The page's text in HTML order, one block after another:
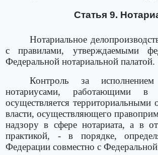
Статья 9.
Нотариальное
с правилами, утверждаемыми
Федеральной нотариальной палатой.
Контроль за исполнением
нотариусами, работающими в
осуществляется территориальными
власти, осуществляющего
надзору в сфере нотариата, а в
практикой, - в порядке,
Федерации совместно с